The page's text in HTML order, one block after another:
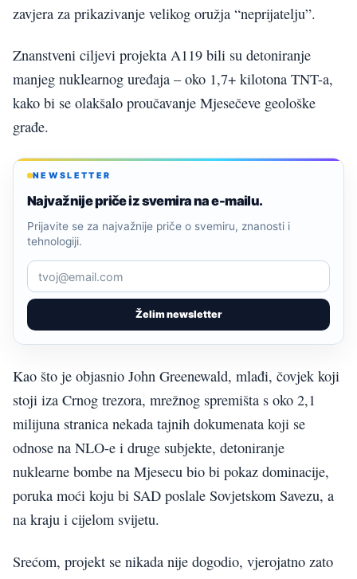
zavjera za prikazivanje velikog oružja “neprijatelju”.
Znanstveni ciljevi projekta A119 bili su detoniranje
manjeg nuklearnog uređaja – oko 1,7+ kilotona TNT-a,
kako bi se olakšalo proučavanje Mjesečeve geološke
građe.
NEWSLETTER
Najvažnije priče iz svemira na e-mailu.
Želim newsletter
Prijavite se za najvažnije priče o svemiru, znanosti i
tehnologiji.
Kao što je objasnio John Greenewald, mlađi, čovjek koji
stoji iza Crnog trezora, mrežnog spremišta s oko 2,1
milijuna stranica nekada tajnih dokumenata koji se
odnose na NLO-e i druge subjekte, detoniranje
nuklearne bombe na Mjesecu bio bi pokaz dominacije,
poruka moći koju bi SAD poslale Sovjetskom Savezu, a
na kraju i cijelom svijetu.
Srećom, projekt se nikada nije dogodio, vjerojatno zato